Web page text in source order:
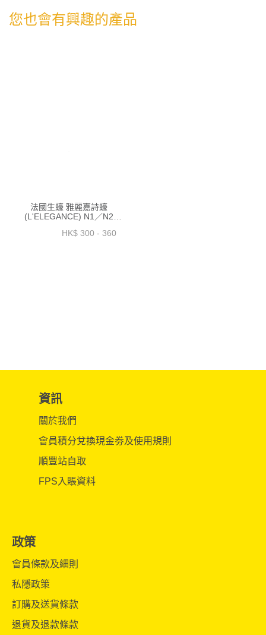
您也會有興趣的產品
法國生蠔 雅麗嘉詩蠔
(L'ELEGANCE) N1／N2
HK$ 300 - 360
資訊
關於我們
會員積分兌換現金劵及使用規則
順豐站自取
FPS入賬資料
政策
會員條款及細則
私隱政策
訂購及送貨條款
退貨及退款條款